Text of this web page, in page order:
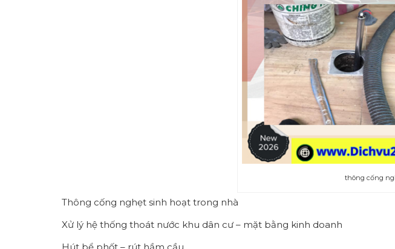
thông cống
Thông cống nghẹt sinh hoạt trong nhà
Xử lý hệ thống thoát nước khu dân cư – mặt bằng kinh doanh